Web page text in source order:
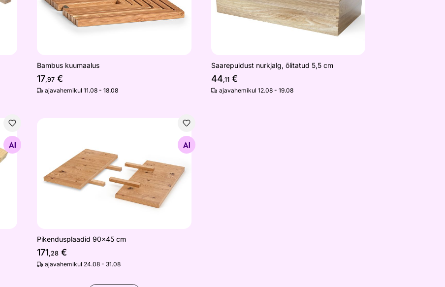
Bambus kuumaalus
17,97 €
ajavahemikul 11.08 - 18.08
Saarepuidust nurkjalg, õlitatud 5,5 cm
44,11€
ajavahemikul 12.08 - 19.08
Pikendusplaadid 90x45 cm
171,28 €
ajavahemikul 24.08 - 31.08